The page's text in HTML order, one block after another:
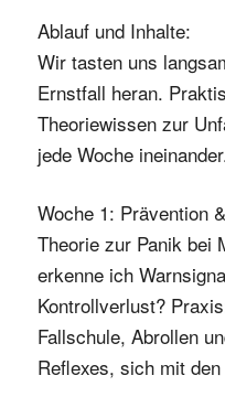
Ablauf und Inhalte:
Wir tasten uns
Ernstfall heran.
Theoriewissen zur
jede Woche
Woche 1: Prävention
Theorie zur Panik bei
erkenne ich
Kontrollverlust?
Fallschule, Abrollen
Reflexes, sich mit